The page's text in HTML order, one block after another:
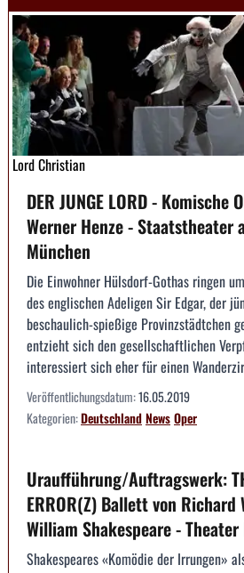
Lord Christian
DER JUNGE LORD - Komische
Werner Henze - Staatstheater
München
Die Einwohner Hülsdorf-Gothas ringen
des englischen Adeligen Sir Edgar, der
beschaulich-spießige Provinzstädtchen
entzieht sich den gesellschaftlichen
interessiert sich eher für einen
Veröffentlichungsdatum:16.05.2019
Kategorien:DeutschlandNewsOper
Uraufführung/Auftragswerk:
ERROR(Z) Ballett von Richard
William Shakespeare - Theater
Shakespeares «Komödie der Irrungen»